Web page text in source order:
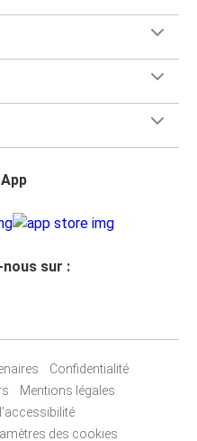
nous sur :
Confidentialité
Mentions légales
des cookies